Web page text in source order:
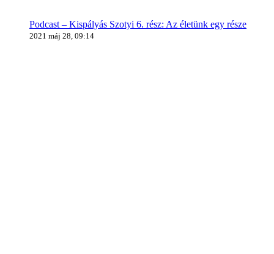
Podcast – Kispályás Szotyi 6. rész: Az életünk egy része
2021 máj 28, 09:14